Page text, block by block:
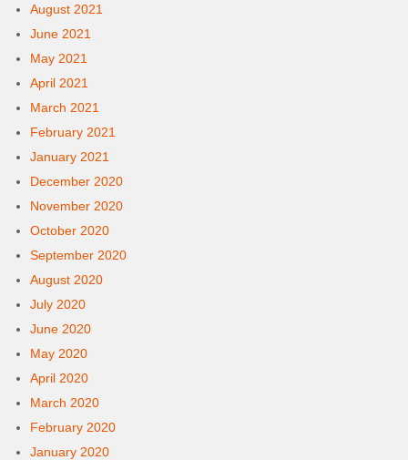
August 2021
June 2021
May 2021
April 2021
March 2021
February 2021
January 2021
December 2020
November 2020
October 2020
September 2020
August 2020
July 2020
June 2020
May 2020
April 2020
March 2020
February 2020
January 2020